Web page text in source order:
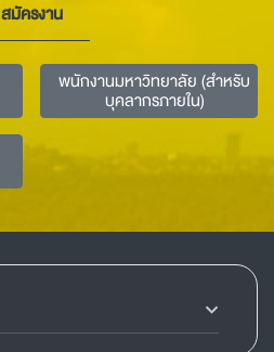
สมัครงาน
พนักงานมหาวิทยาลัย (สำหรับ
บุคลากรภายใน)